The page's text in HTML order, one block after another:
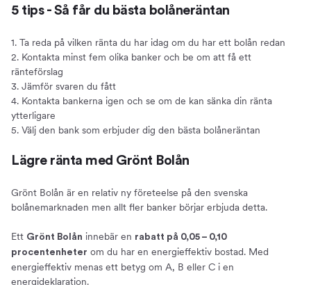
5 tips - Så får du bästa bolåneräntan
1. Ta reda på vilken ränta du har idag om du har ett bolån redan
2. Kontakta minst fem olika banker och be om att få ett
ränteförslag
3. Jämför svaren du fått
4. Kontakta bankerna igen och se om de kan sänka din ränta
ytterligare
5. Välj den bank som erbjuder dig den bästa bolåneräntan
Lägre ränta med Grönt Bolån
Grönt Bolån är en relativ ny företeelse på den svenska
bolånemarknaden men allt fler banker börjar erbjuda detta.
Ett Grönt Bolån innebär en rabatt på 0,05 – 0,10
procentenheter om du har en energieffektiv bostad. Med
energieffektiv menas ett betyg om A, B eller C i en
energideklaration.